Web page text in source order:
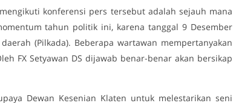
konferensi pers tersebut adalah sejauh mana
tahun politik ini, karena tanggal 9 Desember
(Pilkada). Beberapa wartawan mempertanyakan
FX Setyawan DS dijawab benar-benar akan bersikap
Dewan Kesenian Klaten untuk melestarikan seni